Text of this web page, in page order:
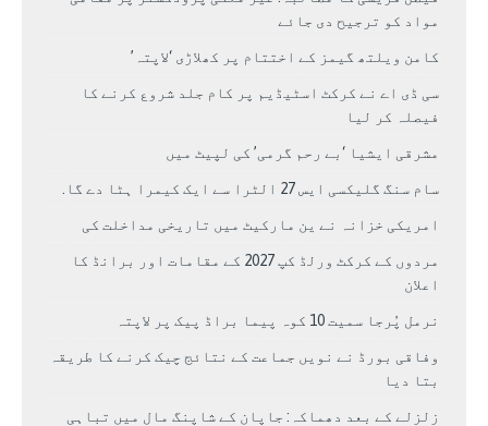
مواد کو ترجیح دی جائے
کامن ویلتھ گیمز کے اختتام پر کھلاڑی ‘لاپتہ’
سی ڈی اے نے کرکٹ اسٹیڈیم پر کام جلد شروع کرنے کا
فیصلہ کر لیا
مشرقی ایشیا ‘بے رحم گرمی’ کی لپیٹ میں
سام سنگ گلیکسی ایس 27 الٹرا سے ایک کیمرا ہٹا دے گا.
امریکی خزانہ نے ین مارکیٹ میں تاریخی مداخلت کی
مردوں کے کرکٹ ورلڈ کپ 2027 کے مقامات اور برانڈ کا
اعلان
نرمل پُرجا سمیت 10 کوہ پیما براڈ پیک پر لاپتہ
وفاقی بورڈ نے نویں جماعت کے نتائج چیک کرنے کا طریقہ
بتا دیا
زلزلے کے بعد دھماکہ: جاپان کے شاپنگ مال میں تباہی